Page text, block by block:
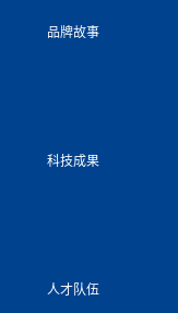
品牌故事
科技成果
人才队伍